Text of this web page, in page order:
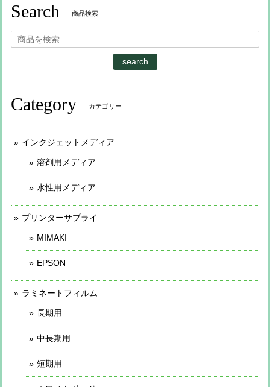
Search 商品検索
search
Category カテゴリー
インクジェットメディア
溶剤用メディア
水性用メディア
プリンターサプライ
MIMAKI
EPSON
ラミネートフィルム
長期用
中長期用
短期用